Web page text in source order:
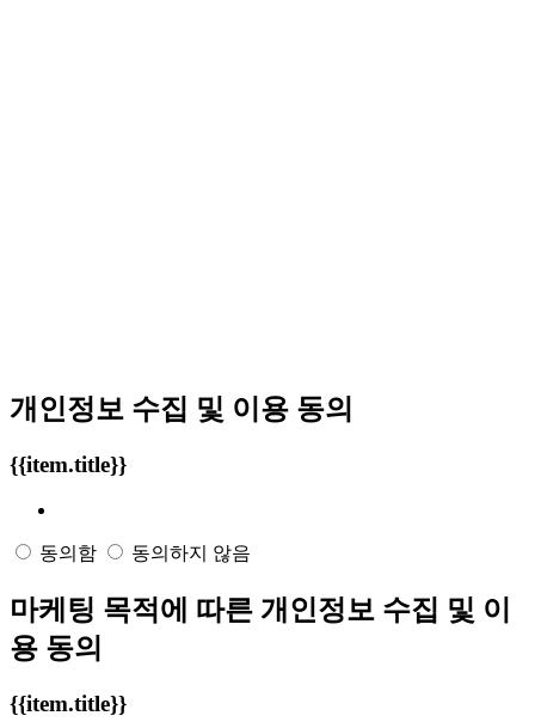
개인정보 수집 및 이용 동의
{{item.title}}
동의함 동의하지 않음
마케팅 목적에 따른 개인정보 수집 및 이
용 동의
{{item.title}}